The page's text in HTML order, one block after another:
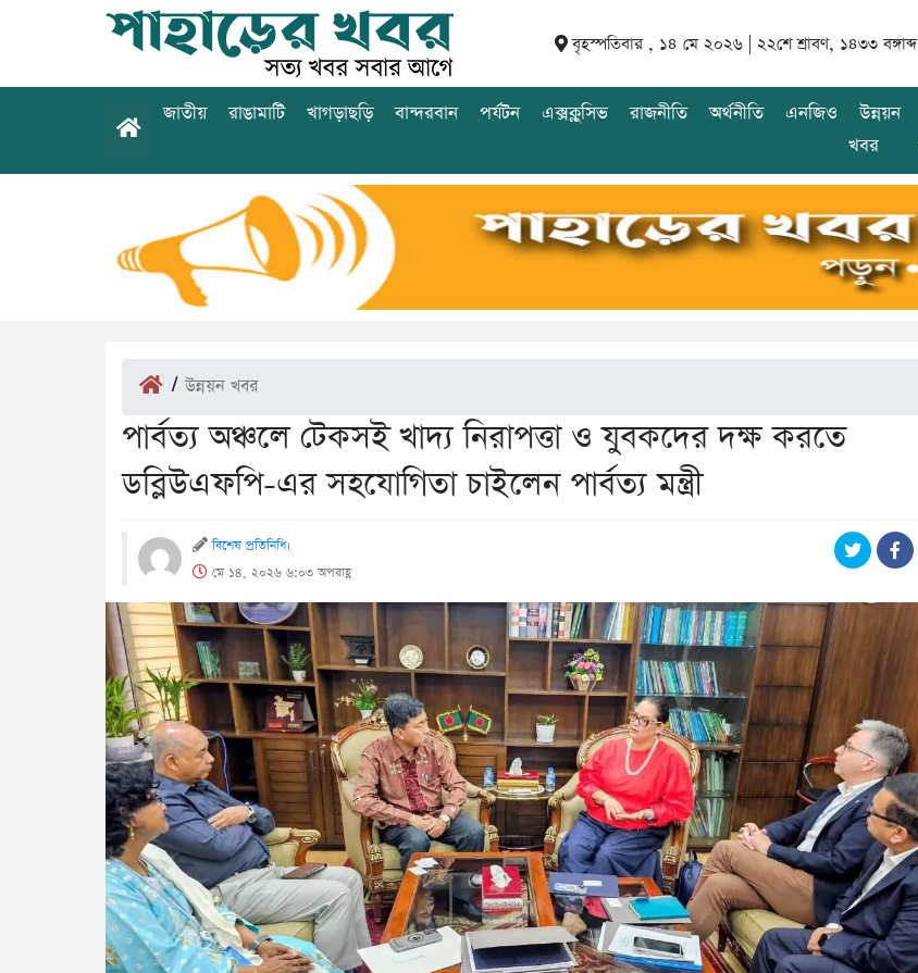
বৃহস্পতিবার , ১৪ মে ২০২৬ | ২২শে শ্রাবণ, ১৪৩৩ বঙ্গাব্দ
জাতীয় রাঙামাটি খাগড়াছড়ি বান্দরবান পর্যটন এক্সক্লুসিভ রাজনীতি অর্থনীতি এনজিও
উন্নয়ন
খবর
/উন্নয়ন খবর
পার্বত্য অঞ্চলে টেকসই খাদ্য নিরাপত্তা ও যুবকদের দক্ষ করতে
ডব্লিউএফপি-এর সহযোগিতা চাইলেন পার্বত্য মন্ত্রী
বিশেষ প্রতিনিধি।
মে ১৪, ২০২৬ ৬:০৩ অপরাহ্ণ